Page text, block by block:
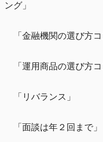
ング」
「金融機関の選び方コ
「運用商品の選び方コ
「リバランス」
「面談は年２回まで」